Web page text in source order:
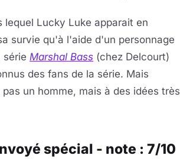
lequel Lucky Luke apparait en
survie qu'à l'aide d'un personnage
série Marshal Bass (chez Delcourt)
des fans de la série. Mais
un homme, mais à des idées très
spécial - note : 7/10